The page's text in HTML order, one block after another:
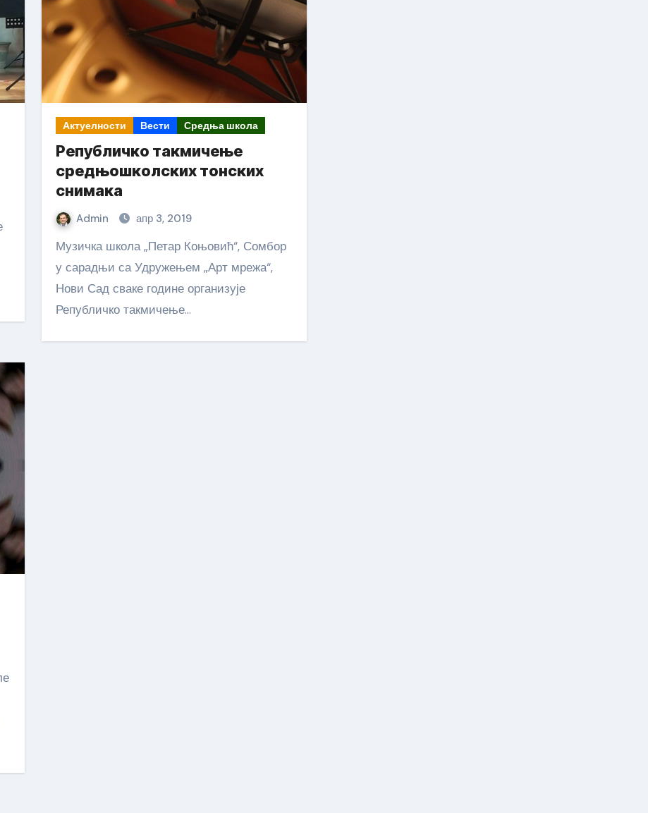
Актуелности Вести Средња школа
Републичко такмичење
средњошколских тонских
снимака
Admin апр 3, 2019
Музичка школа „Петар Коњовић“, Сомбор
у сарадњи са Удружењем „Арт мрежа“,
Нови Сад сваке године организује
Републичко такмичење…